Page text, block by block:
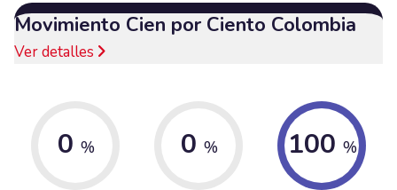
Movimiento Cien por Ciento Colombia
Ver detalles
0 % 0 % 100 %